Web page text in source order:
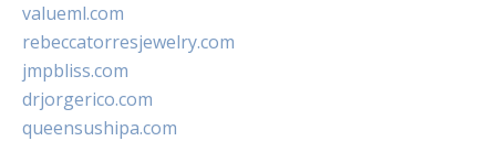
valueml.com
rebeccatorresjewelry.com
jmpbliss.com
drjorgerico.com
queensushipa.com